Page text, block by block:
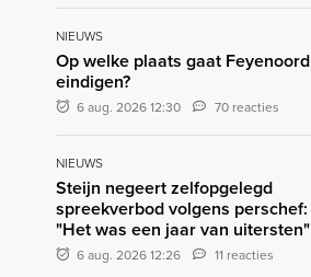
NIEUWS
Op welke plaats gaat Feyenoord
eindigen?
6 aug. 2026 12:30 70 reacties
NIEUWS
Steijn negeert zelfopgelegd
spreekverbod volgens perschef:
"Het was een jaar van uitersten"
6 aug. 2026 12:26 11 reacties